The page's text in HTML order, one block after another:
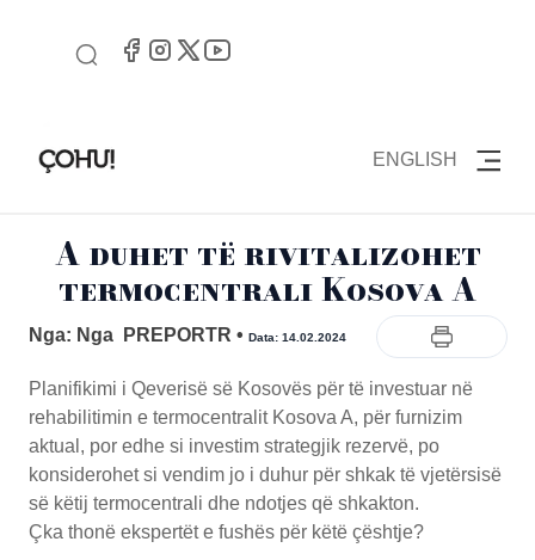
ENGLISH
A duhet të rivitalizohet
termocentrali Kosova A
Nga: Nga PREPORTR • Data: 14.02.2024
Planifikimi i Qeverisë së Kosovës për të investuar në
rehabilitimin e termocentralit Kosova A, për furnizim
aktual, por edhe si investim strategjik rezervë, po
konsiderohet si vendim jo i duhur për shkak të vjetërsisë
së këtij termocentrali dhe ndotjes që shkakton.
Çka thonë ekspertët e fushës për këtë çështje?